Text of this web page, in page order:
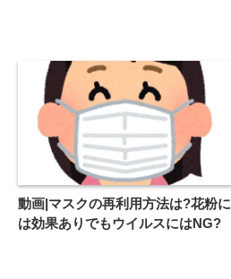
動画|マスクの再利用方法は?花粉に
は効果ありでもウイルスにはNG?